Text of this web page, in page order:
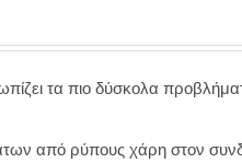
τα πιο δύσκολα
από ρύπους χάρη στον